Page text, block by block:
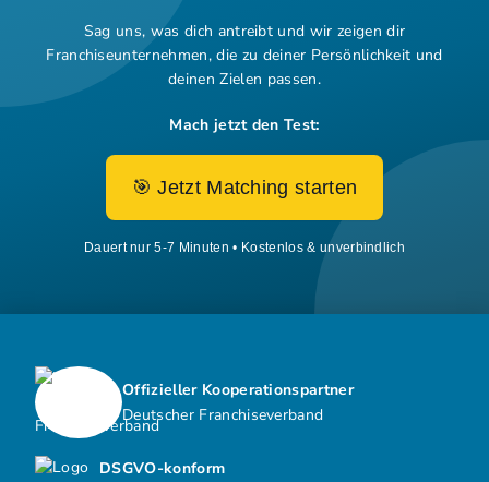
Sag uns, was dich antreibt und wir zeigen dir
Franchiseunternehmen, die zu deiner Persönlichkeit und
deinen Zielen passen.
Mach jetzt den Test:
🎯 Jetzt Matching starten
Dauert nur 5-7 Minuten • Kostenlos & unverbindlich
DSGVO-konform
Offizieller Kooperationspartner
Deutscher Franchiseverband